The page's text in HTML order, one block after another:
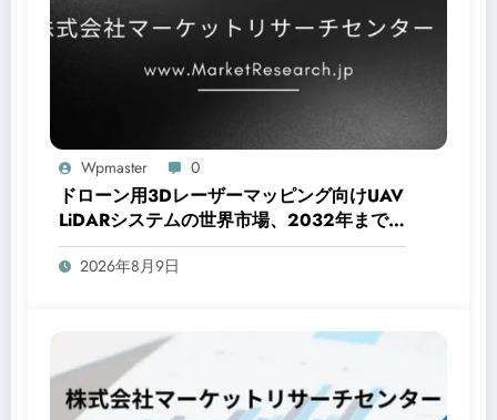
Wpmaster 0
ドローン用3Dレーザーマッピング向けUAV
LiDARシステムの世界市場、2032年までに
6.3億米ドル規模へ成長予測
2026年8月9日